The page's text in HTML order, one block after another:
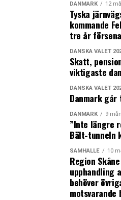
DANMARK 12
Tyska
kommande
tre år
DANSKA VALET
Skatt,
viktigaste
DANSKA VALET
Danmark
DANMARK 9
”Inte längre
Bält-tunneln
SAMHÄLLE 10
Region
upphandling
behöver
motsvarande